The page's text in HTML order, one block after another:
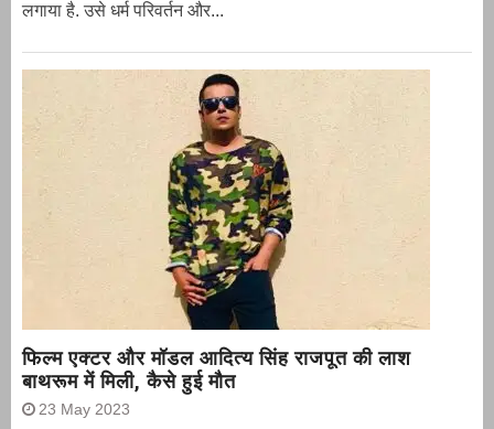
लगाया है. उसे धर्म परिवर्तन और...
फिल्म एक्टर और मॉडल आदित्य सिंह राजपूत की लाश
बाथरूम में मिली, कैसे हुई मौत
23 May 2023